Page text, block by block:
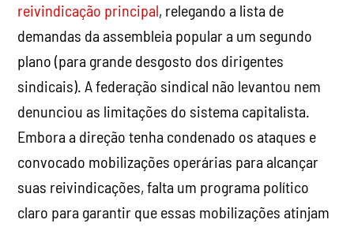
reivindicação principal, relegando a lista de
demandas da assembleia popular a um segundo
plano (para grande desgosto dos dirigentes
sindicais). A federação sindical não levantou nem
denunciou as limitações do sistema capitalista.
Embora a direção tenha condenado os ataques e
convocado mobilizações operárias para alcançar
suas reivindicações, falta um programa político
claro para garantir que essas mobilizações atinjam